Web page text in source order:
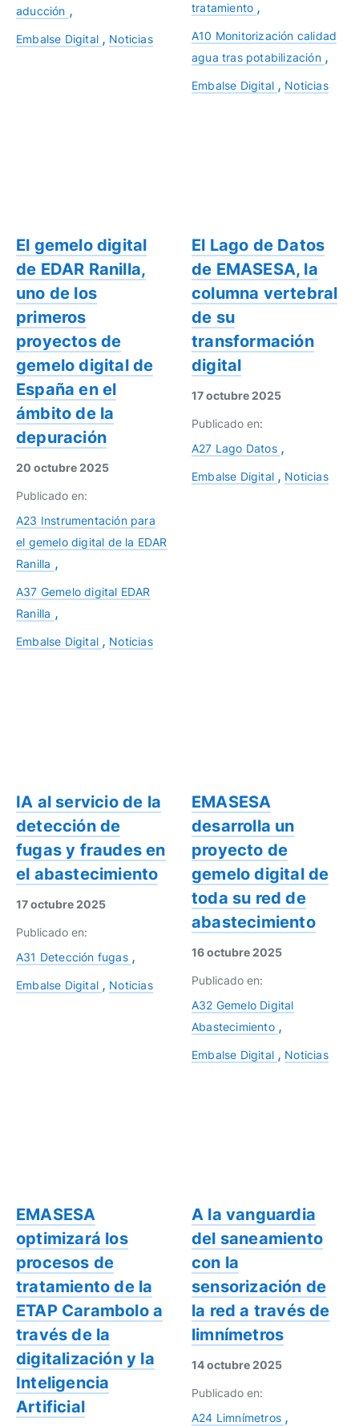
aducción
Embalse Digital Noticias
tratamiento
A10 Monitorización calidad
agua tras potabilización
Embalse Digital Noticias
El gemelo digital
de EDAR Ranilla,
uno de los
primeros
proyectos de
gemelo digital de
España en el
ámbito de la
depuración
20 octubre 2025
Publicado en:
A23 Instrumentación para
el gemelo digital de la EDAR
Ranilla
A37 Gemelo digital EDAR
Ranilla
Embalse Digital Noticias
El Lago de Datos
de EMASESA, la
columna vertebral
de su
transformación
digital
17 octubre 2025
Publicado en:
A27 Lago Datos
Embalse Digital Noticias
IA al servicio de la
detección de
fugas y fraudes en
el abastecimiento
17 octubre 2025
Publicado en:
A31 Detección fugas
Embalse Digital Noticias
EMASESA
desarrolla un
proyecto de
gemelo digital de
toda su red de
abastecimiento
16 octubre 2025
Publicado en:
A32 Gemelo Digital
Abastecimiento
Embalse Digital Noticias
EMASESA
optimizará los
procesos de
tratamiento de la
ETAP Carambolo a
través de la
digitalización y la
Inteligencia
Artificial
A la vanguardia
del saneamiento
con la
sensorización de
la red a través de
limnímetros
14 octubre 2025
Publicado en:
A24 Limnímetros